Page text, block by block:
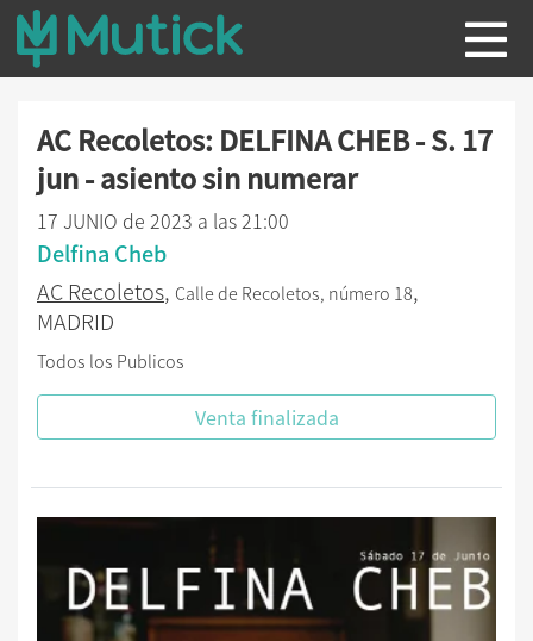
AC Recoletos: DELFINA CHEB - S. 17
jun - asiento sin numerar
17 JUNIO de 2023 a las 21:00
Delfina Cheb
AC Recoletos, Calle de Recoletos, número 18,
MADRID
Todos los Publicos
Venta finalizada